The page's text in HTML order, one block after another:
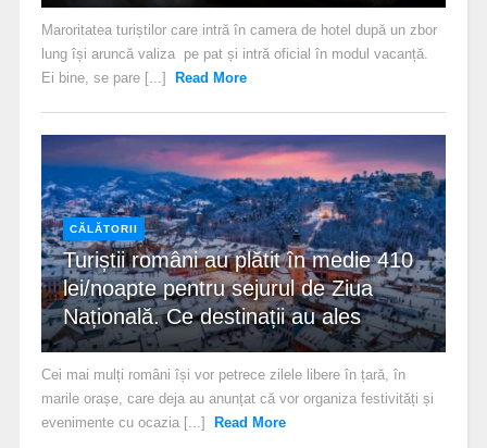
Maroritatea turiștilor care intră în camera de hotel după un zbor
lung își aruncă valiza pe pat și intră oficial în modul vacanță.
Ei bine, se pare [...]
Read More
CĂLĂTORII
Turiștii români au plătit în medie 410
lei/noapte pentru sejurul de Ziua
Națională. Ce destinații au ales
Cei mai mulți români își vor petrece zilele libere în țară, în
marile orașe, care deja au anunțat că vor organiza festivități și
evenimente cu ocazia [...]
Read More